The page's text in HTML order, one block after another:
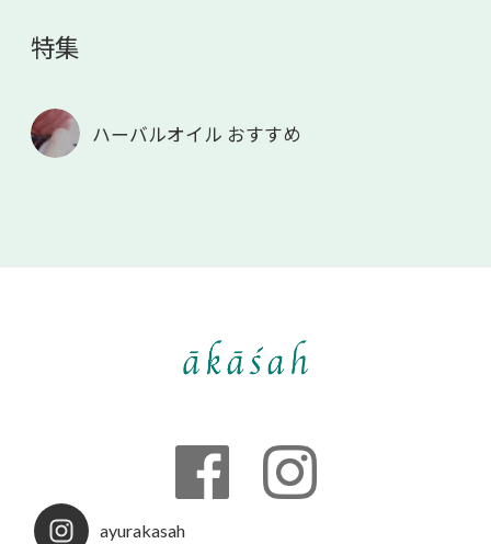
特集
ハーバルオイル おすすめ
ayurakasah